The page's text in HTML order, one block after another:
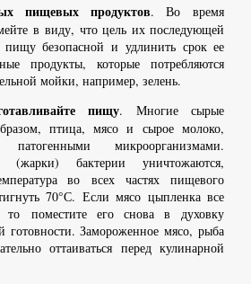
пищевых продуктов. Во время
в виду, что цель их последующей
безопасной и удлинить срок ее
продукты, которые потребляются
мойки, например, зелень.
пищу. Многие сырые
птица, мясо и сырое молоко,
микроорганизмами.
бактерии уничтожаются,
во всех частях пищевого
70°С. Если мясо цыпленка все
поместите его снова в духовку
готовности. Замороженное мясо, рыба
оттаиваться перед кулинарной